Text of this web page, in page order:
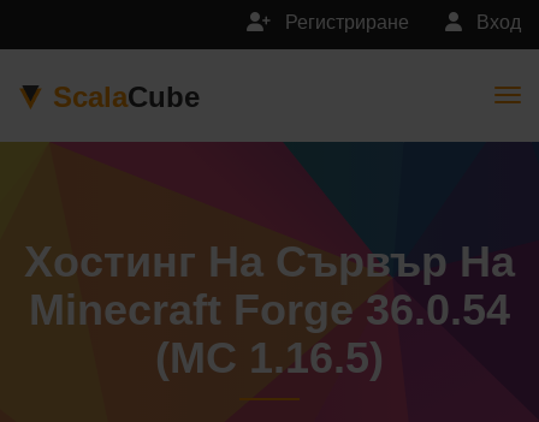
Вход
Регистриране
ScalaCube
Хостинг На Сървър На
Minecraft Forge 36.0.54
(MC 1.16.5)